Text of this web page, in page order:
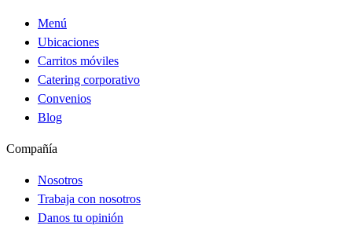
Menú
Ubicaciones
Carritos móviles
Catering corporativo
Convenios
Blog
Compañía
Nosotros
Trabaja con nosotros
Danos tu opinión